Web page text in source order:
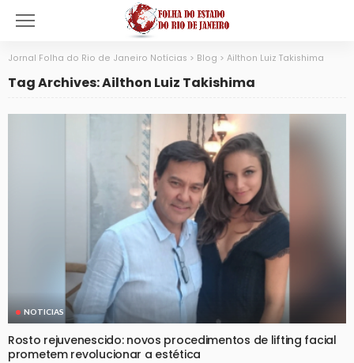
Jornal Folha do Rio de Janeiro Notícias > Blog > Ailthon Luiz Takishima
Tag Archives: Ailthon Luiz Takishima
NOTICIAS
Rosto rejuvenescido: novos procedimentos de lifting facial
prometem revolucionar a estética